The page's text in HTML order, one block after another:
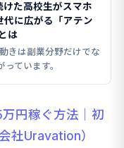
た高校生がスマホ
に広がる「アテン
は
きは副業分野だけでな
ています。
円稼ぐ方法｜初
社Uravation）